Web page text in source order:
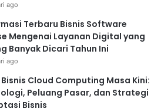
ago
Terbaru Bisnis Software
Mengenai Layanan Digital yang
Banyak Dicari Tahun Ini
ago
Bisnis Cloud Computing Masa Kini:
Peluang Pasar, dan Strategi
Bisnis